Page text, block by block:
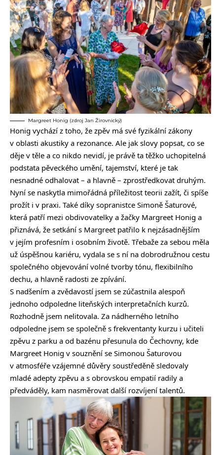
Margreet Honig (zdroj Jan Žirovnický)
Honig vychází z toho, že zpěv má své fyzikální zákony
v oblasti akustiky a rezonance. Ale jak slovy popsat, co se
děje v těle a co nikdo nevidí, je právě ta těžko uchopitelná
podstata pěveckého umění, tajemství, které je tak
nesnadné odhalovat – a hlavně – zprostředkovat druhým.
Nyní se naskytla mimořádná příležitost teorii zažít, či spíše
prožít i v praxi. Také díky sopranistce Simoně Šaturové,
která patří mezi obdivovatelky a žačky Margreet Honig a
přiznává, že setkání s Margreet patřilo k nejzásadnějším
v jejím profesním i osobním životě. Třebaže za sebou měla
už úspěšnou kariéru, vydala se s ní na dobrodružnou cestu
společného objevování volné tvorby tónu, flexibilního
dechu, a hlavně radosti ze zpívání.
S nadšením a zvědavostí jsem se zúčastnila alespoň
jednoho odpoledne liteňských interpretačních kurzů.
Rozhodně jsem nelitovala. Za nádherného letního
odpoledne jsem se společně s frekventanty kurzu i učiteli
zpěvu z parku a od bazénu přesunula do Čechovny, kde
Margreet Honig v souznění se Simonou Šaturovou
v atmosféře vzájemné důvěry soustředěně sledovaly
mladé adepty zpěvu a s obrovskou empatií radily a
předváděly, kam nasměrovat další rozvíjení talentů.